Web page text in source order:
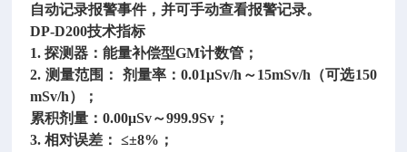
自动记录报警事件，并可手动查看报警记录。
DP-D200技术指标
1. 探测器：能量补偿型GM计数管；
2. 测量范围： 剂量率：0.01μSv/h～15mSv/h（可选150
mSv/h）；
累积剂量：0.00μSv～999.9Sv；
3. 相对误差： ≤±8%；